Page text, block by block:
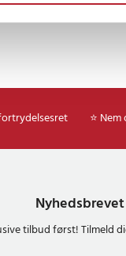
⭐
Nyhedsbrevet
tilbud først! Tilmeld